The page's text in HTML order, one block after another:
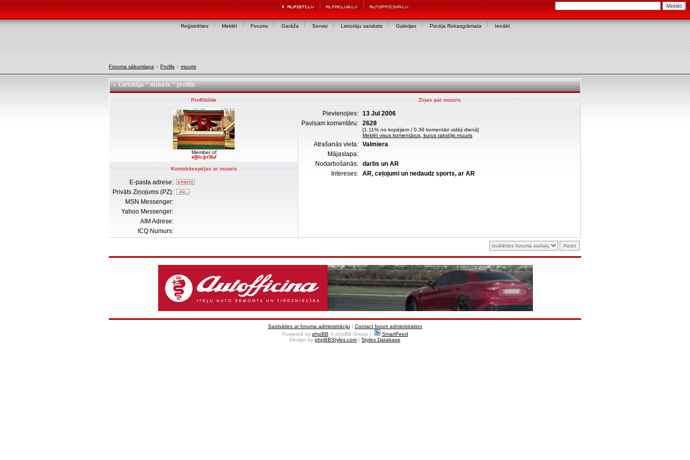
Reģistrēties Meklēt Forums Garāža Servisi Lietotāju saraksts Galerijas Pircēja Rokasgrāmata Ienākt
Foruma sākumlapa » Profils » muuris
Lietotāja " muuris " profils
Profilbilde Ziņas par muuris
Member of
Pievienojies: 13 Jul 2006
Pavisam komentāru: 2628
[1.11% no kopējiem / 0.36 komentāri vidēji dienā]
Meklēt visus komentārus, kurus rakstījis muuris
Atrašanās vieta: Valmiera
Mājaslapa:
Nodarbošanās: darbs un AR
Intereses: AR, ceļojumi un nedaudz sports, ar AR
Kontaktiespējas ar muuris
E-pasta adrese:
Privāts Ziņojums (PZ):
MSN Messenger:
Yahoo Messenger:
AIM Adrese:
ICQ Numurs:
Sazināties ar foruma administrāciju | Contact forum administration
Powered by phpBB © phpBB Group |
SmartFeed
Design by phpBBStyles.com | Styles Database